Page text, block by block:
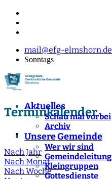
mail@efg-elmshorn.de
Sonntags
Aktuelles
Schau mal vorbei
Archiv
Unsere Gemeinde
Wer wir sind
Gemeindeleitung
Kleingruppen
Gottesdienste
Terminkalender
Nach Jahr
Nach Monat
Nach Woche